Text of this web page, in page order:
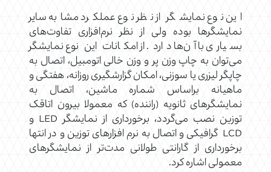
این نوع نمایشگر از نظر نوع عملکرد مشابه سایر
نمایشگرها بوده ولی از نظر نرم‌افزاری تفاوت‌های
بسیاری با آن‌ها دارد. از امکانات این نوع نمایشگر
می‌توان به چاپ وزن پر و وزن خالی اتومبیل، اتصال به
چاپگر لیزری یا سوزنی، امکان گزارشگیری روزانه، هفتگی و
ماهیانه براساس شماره ماشین، اتصال به
نمایشگرهای ثانویه (راننده) که معمولا بیرون اتاقک
توزین نصب می‌گردد، برخورداری از نمایشگر LED و
LCD گرافیکی و اتصال به نرم افزارهای توزین و در انتها
برخورداری از گارانتی طولانی مدت‌تر از نمایشگرهای
معمولی اشاره کرد.